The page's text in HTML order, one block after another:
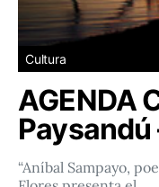
Cultura
AGENDA
“Aníbal Sampayo,